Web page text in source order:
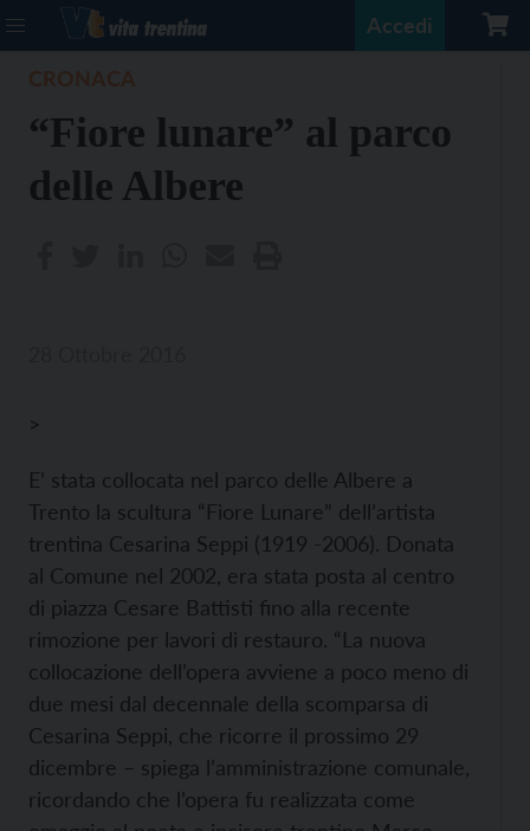
Accedi
“Fiore lunare” al parco
delle Albere
>
E’ stata collocata nel parco delle Albere a
Trento la scultura “Fiore Lunare” dell’artista
trentina Cesarina Seppi (1919 -2006). Donata
al Comune nel 2002, era stata posta al centro
di piazza Cesare Battisti fino alla recente
rimozione per lavori di restauro. “La nuova
collocazione dell’opera avviene a poco meno di
due mesi dal decennale della scomparsa di
Cesarina Seppi, che ricorre il prossimo 29
dicembre – spiega l’amministrazione comunale,
ricordando che l’opera fu realizzata come